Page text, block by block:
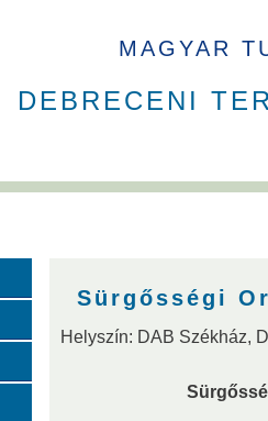
MAGYAR
DEBRECENI
Nem akadémikus
Sürgősségi
Helyszín: DAB Székház,